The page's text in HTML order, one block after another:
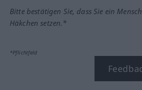
Bitte bestätigen Sie, dass Sie ein
Häkchen setzen.*
*Pflichtfeld